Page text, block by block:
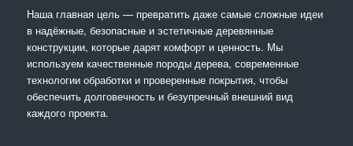
Наша главная цель — превратить даже самые сложные идеи
в надёжные, безопасные и эстетичные деревянные
конструкции, которые дарят комфорт и ценность. Мы
используем качественные породы дерева, современные
технологии обработки и проверенные покрытия, чтобы
обеспечить долговечность и безупречный внешний вид
каждого проекта.